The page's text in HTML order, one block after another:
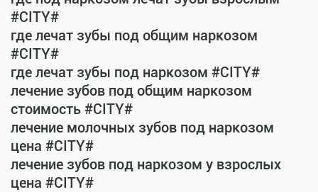
#CITY#
где лечат зубы под общим наркозом
#CITY#
где лечат зубы под наркозом #CITY#
лечение зубов под общим наркозом
стоимость #CITY#
лечение молочных зубов под наркозом
цена #CITY#
лечение зубов под наркозом у взрослых
цена #CITY#